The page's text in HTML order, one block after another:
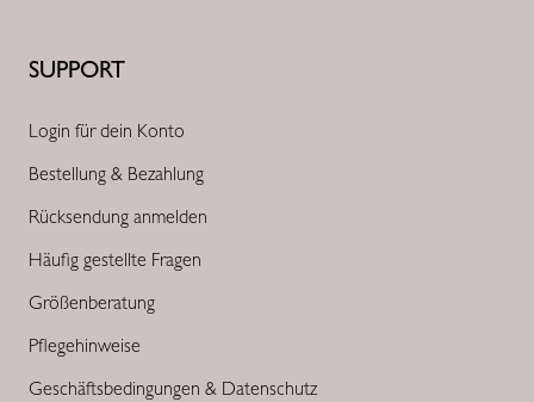
SUPPORT
Login für dein Konto
Bestellung & Bezahlung
Rücksendung anmelden
Häufig gestellte Fragen
Größenberatung
Pflegehinweise
Geschäftsbedingungen & Datenschutz